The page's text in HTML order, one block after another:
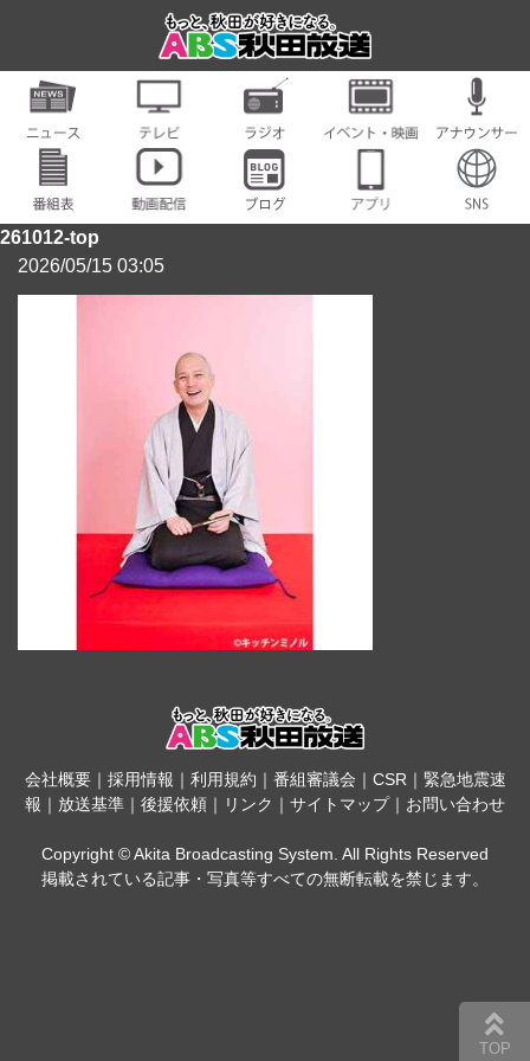
261012-top
2026/05/15 03:05
会社概要｜ 採用情報 ｜ 利用規約 ｜ 番組審議会 ｜ CSR｜ 緊急地震速
報 ｜ 放送基準 ｜ 後援依頼 ｜ リンク ｜ サイトマップ｜ お問い合わせ
Copyright © Akita Broadcasting System. All Rights Reserved
掲載されている記事・写真等すべての無断転載を禁じます。